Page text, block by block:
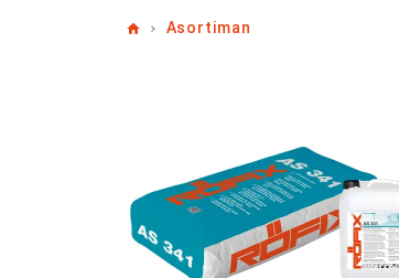
HomeAsortiman